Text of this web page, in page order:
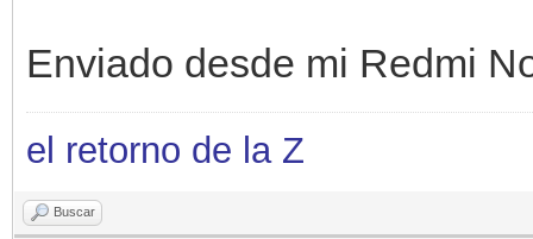
Enviado desde mi Redmi
el retorno de la Z
Buscar